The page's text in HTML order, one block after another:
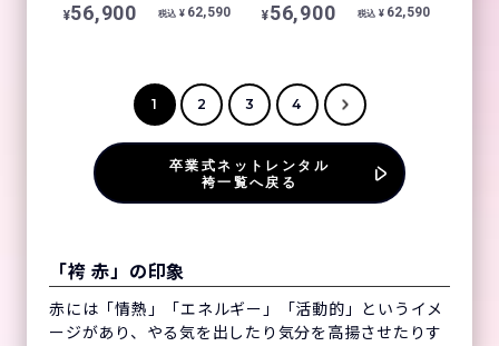
¥56,900 税込 ¥ 62,590 ¥56,900 税込 ¥ 62,590
1 2 3 4
卒業式ネットレンタル
袴一覧へ戻る
「袴 赤」の印象
赤には「情熱」「エネルギー」「活動的」というイメ
ージがあり、やる気を出したり気分を高揚させたりす